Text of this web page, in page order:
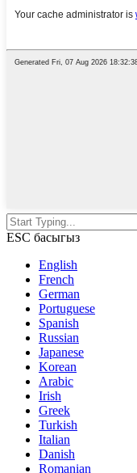
ESC басыгыз
English
French
German
Portuguese
Spanish
Russian
Japanese
Korean
Arabic
Irish
Greek
Turkish
Italian
Danish
Romanian